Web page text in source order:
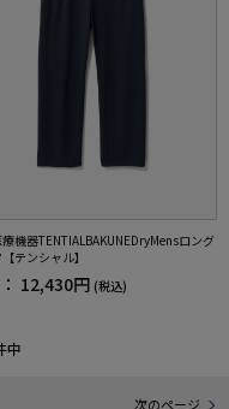
機器TENTIALBAKUNEDryMensロング
テンシャル】
12,430円 (税込)
中
次のページ